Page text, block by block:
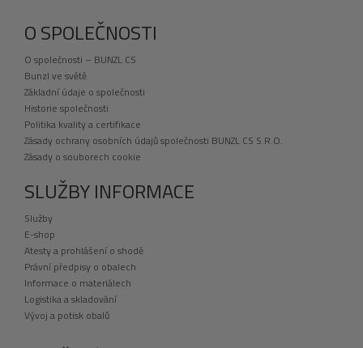
O SPOLEČNOSTI
O společnosti – BUNZL CS
Bunzl ve světě
Základní údaje o společnosti
Historie společnosti
Politika kvality a certifikace
Zásady ochrany osobních údajů společnosti BUNZL CS S.R.O.
Zásady o souborech cookie
SLUŽBY INFORMACE
Služby
E-shop
Atesty a prohlášení o shodě
Právní předpisy o obalech
Informace o materiálech
Logistika a skladování
Vývoj a potisk obalů